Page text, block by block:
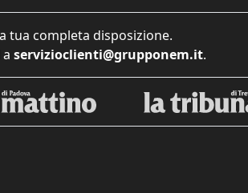
tua completa disposizione.
servizioclienti@grupponem.it.